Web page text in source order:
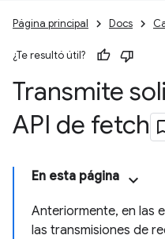
Página principal Docs
¿Te resultó útil?
Transmite
API de fetch
En esta página
Anteriormente, en las
las transmisiones de